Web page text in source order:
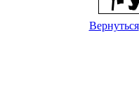
Вернуться